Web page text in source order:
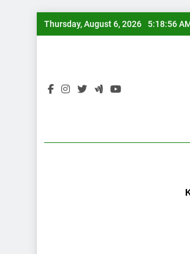
Skip
to
Thursday, August 6, 2026 5:18:57